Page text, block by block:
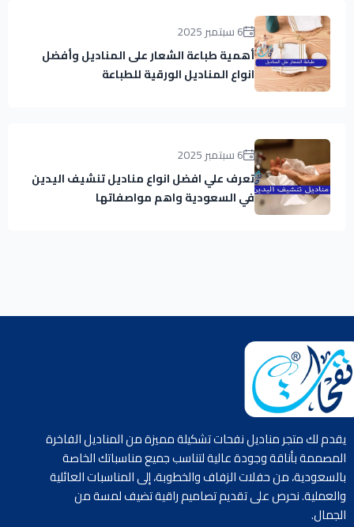
6 سبتمبر 2025
أهمية طباعة الشعار على المناديل وأفضل
انواع المناديل الورقية للطباعة
6 سبتمبر 2025
تعرف علي افضل انواع مناديل تنشيف اليدين
في السعودية واهم مواصفاتها
متجر مناديل نفحات
يقدم لك متجر مناديل نفحات تشكيلة مميزة من المناديل الفاخرة
المصممة بأناقة وجودة عالية لتناسب جميع مناسباتك الخاصة
بالسعودية، من حفلات الزفاف والخطوبة، إلى المناسبات العائلية
والعملية. نحرص على تقديم تصاميم راقية تضيف لمسة من
الجمال.